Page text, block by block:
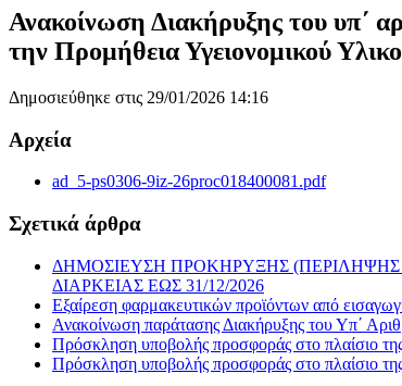
Ανακοίνωση Διακήρυξης του υπ΄
την Προμήθεια Υγειονομικού
Δημοσιεύθηκε στις 29/01/2026 14:16
Αρχεία
ad_5-ps0306-9iz-26proc018400081.pdf
Σχετικά άρθρα
ΔΗΜΟΣΙΕΥΣΗ ΠΡΟΚΗΡΥΞΗΣ
ΔΙΑΡΚΕΙΑΣ ΕΩΣ 31/12/2026
Εξαίρεση φαρμακευτικών προϊόντων από
Ανακοίνωση παράτασης Διακήρυξης του Υπ΄
Πρόσκληση υποβολής προσφοράς στο πλαίσιο
Πρόσκληση υποβολής προσφοράς στο πλαίσιο